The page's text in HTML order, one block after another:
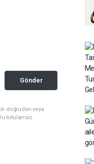
Gönder
doğrudan veya
tutulamaz.